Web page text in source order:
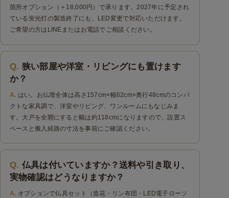
箇所オプション（＋18,000円）で承ります。2027年に予定され
ている蛍光灯の製造終了にも、LED変更で対応いただけます。
ご希望の方はLINEまたはお電話でご相談ください。
狭い部屋や洋室・リビングにも置けます
か？
はい。お仏壇全体は高さ157cm×幅62cm×奥行48cmのコンパ
クトな家具調で、洋室やリビング、ワンルームにもなじみま
す。大戸を全開にすると幅は約118cmになりますので、設置ス
ペースと搬入経路の寸法を事前にご確認ください。
仏具は付いていますか？送料や引き取り、
実物確認はどうなりますか？
オプションで仏具セット（造花・リン布団・LED電子ローソ